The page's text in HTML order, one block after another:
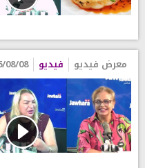
معرض فيديو فيديو 08 10:36